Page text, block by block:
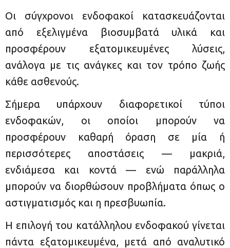
Οι σύγχρονοι ενδοφακοί κατασκευάζονται
από εξελιγμένα βιοσυμβατά υλικά και
προσφέρουν εξατομικευμένες λύσεις,
ανάλογα με τις ανάγκες και τον τρόπο ζωής
κάθε ασθενούς.
Σήμερα υπάρχουν διαφορετικοί τύποι
ενδοφακών, οι οποίοι μπορούν να
προσφέρουν καθαρή όραση σε μία ή
περισσότερες αποστάσεις — μακριά,
ενδιάμεσα και κοντά — ενώ παράλληλα
μπορούν να διορθώσουν προβλήματα όπως ο
αστιγματισμός και η πρεσβυωπία.
Η επιλογή του κατάλληλου ενδοφακού γίνεται
πάντα εξατομικευμένα, μετά από αναλυτικό